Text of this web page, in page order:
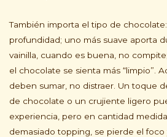
También importa el tipo de
profundidad; uno más suave aporta
vainilla, cuando es buena, no
el chocolate se sienta más “limpio”.
deben sumar, no distraer. Un toque
de chocolate o un crujiente ligero
experiencia, pero en cantidad
demasiado topping, se pierde el